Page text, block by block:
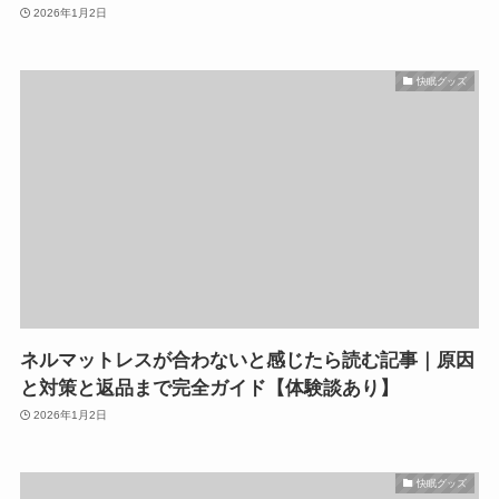
2026年1月2日
快眠グッズ
ネルマットレスが合わないと感じたら読む記事｜原因
と対策と返品まで完全ガイド【体験談あり】
2026年1月2日
快眠グッズ